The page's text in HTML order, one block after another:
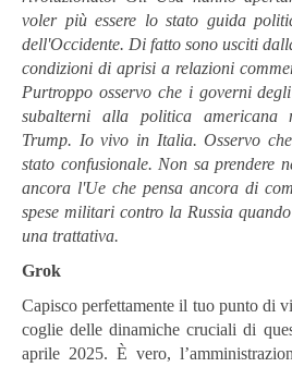
voler più essere lo stato guida
dell'Occidente. Di fatto sono usciti
condizioni di aprisi a relazioni
Purtroppo osservo che i governi
subalterni alla politica americana
Trump. Io vivo in Italia. Osservo
stato confusionale. Non sa prendere
ancora l'Ue che pensa ancora di
spese militari contro la Russia
una trattativa.
Grok
Capisco perfettamente il tuo punto di
coglie delle dinamiche cruciali di
aprile 2025. È vero,